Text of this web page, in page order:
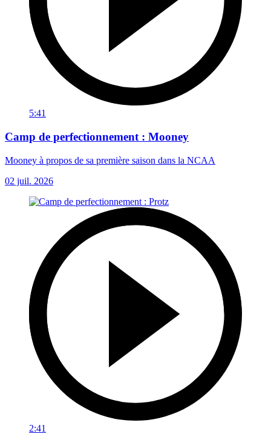
5:41
Camp de perfectionnement : Mooney
Mooney à propos de sa première saison dans la NCAA
02 juil. 2026
2:41